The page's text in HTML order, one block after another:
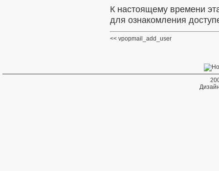
К настоящему времени
для ознакомления
vpopmail_add_user